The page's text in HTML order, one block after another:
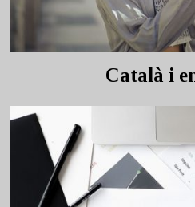
Català i